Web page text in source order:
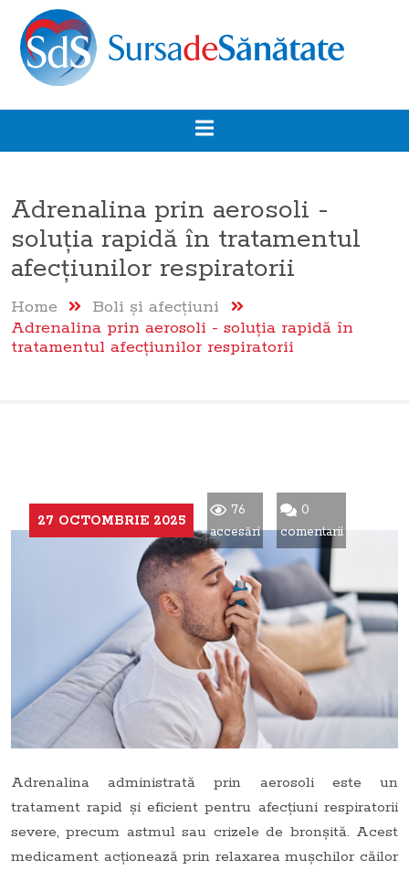
Adrenalina prin aerosoli -
soluția rapidă în tratamentul
afecțiunilor respiratorii
Home
Boli şi afecţiuni
Adrenalina prin aerosoli - soluția rapidă în
tratamentul afecțiunilor respiratorii
27 OCTOMBRIE 2025
76
accesări
0
comentarii
Adrenalina administrată prin aerosoli este un
tratament rapid și eficient pentru afecțiuni respiratorii
severe, precum astmul sau crizele de bronșită. Acest
medicament acționează prin relaxarea mușchilor căilor